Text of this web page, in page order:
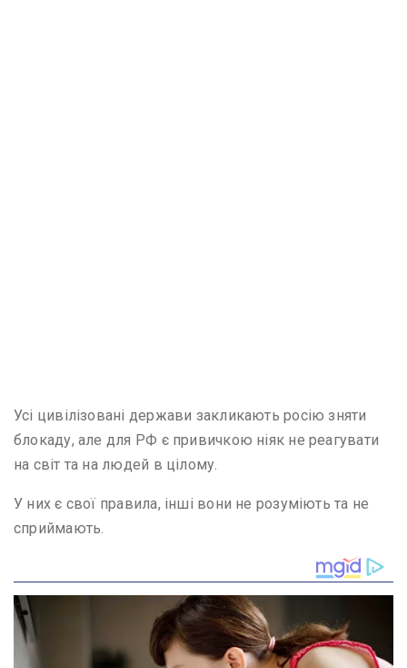
Усі цивілізовані держави закликають росію зняти
блокаду, але для РФ є привичкою ніяк не реагувати
на світ та на людей в цілому.
У них є свої правила, інші вони не розуміють та не
сприймають.